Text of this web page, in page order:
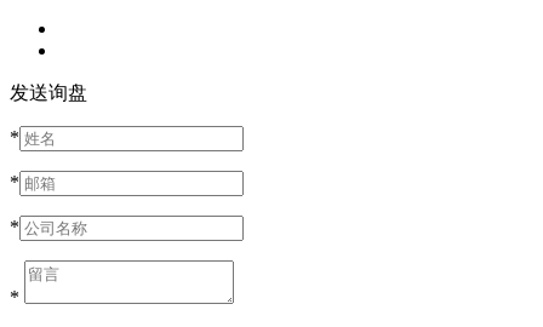
发送询盘
*
*
*
*